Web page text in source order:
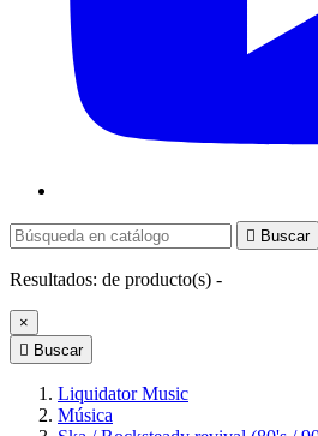
 Buscar
Resultados: de producto(s) -
×
 Buscar
Liquidator Music
Música